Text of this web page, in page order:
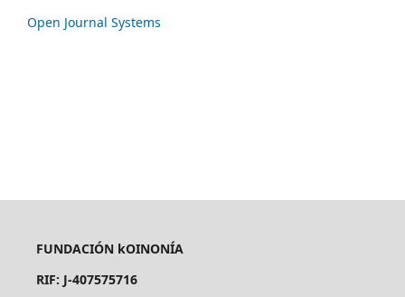
Open Journal Systems
FUNDACIÓN kOINONÍA
RIF: J-407575716